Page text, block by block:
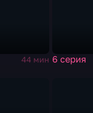
44 мин 6 серия